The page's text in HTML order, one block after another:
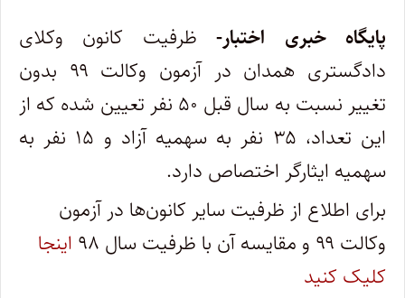
پایگاه خبری اختبار-ظرفیت کانون وکلای
دادگستری همدان در آزمون وکالت ۹۹ بدون
تغییر نسبت به سال قبل ۵۰ نفر تعیین شده که از
این تعداد، ۳۵ نفر به سهمیه آزاد و ۱۵ نفر به
سهمیه ایثارگر اختصاص دارد.
برای اطلاع از ظرفیت سایر کانون‌ها در آزمون
وکالت ۹۹ و مقایسه آن با ظرفیت سال ۹۸
اینجا
کلیک کنید